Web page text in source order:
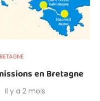
en Bretagne
Il y a 2 mois